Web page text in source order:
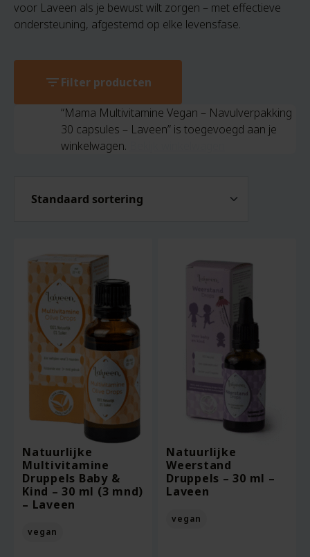
voor Laveen als je bewust wilt zorgen – met effectieve
ondersteuning, afgestemd op elke levensfase.
filter_listFilter producten
“Mama Multivitamine Vegan – Navulverpakking
30 capsules – Laveen” is toegevoegd aan je
winkelwagen.
Natuurlijke
Multivitamine
Druppels Baby &
Kind – 30 ml (3 mnd)
– Laveen
vegan
Natuurlijke
Weerstand
Druppels – 30 ml –
Laveen
vegan